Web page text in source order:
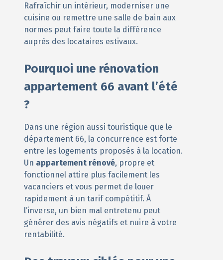
Rafraîchir un intérieur, moderniser une
cuisine ou remettre une salle de bain aux
normes peut faire toute la différence
auprès des locataires estivaux.
Pourquoi une rénovation
appartement 66 avant l’été
?
Dans une région aussi touristique que le
département 66, la concurrence est forte
entre les logements proposés à la location.
Un appartement rénové, propre et
fonctionnel attire plus facilement les
vacanciers et vous permet de louer
rapidement à un tarif compétitif. À
l’inverse, un bien mal entretenu peut
générer des avis négatifs et nuire à votre
rentabilité.